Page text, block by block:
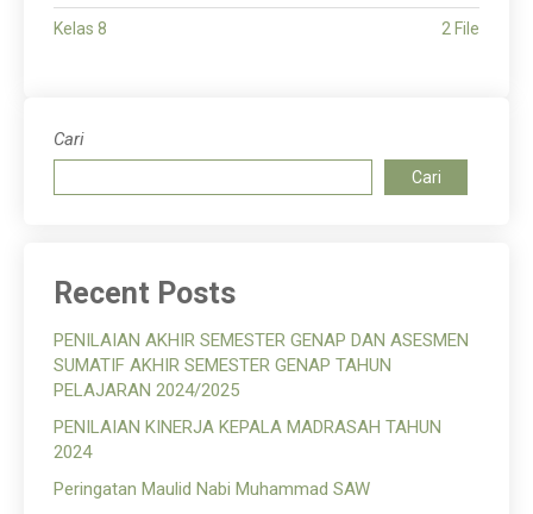
Kelas 8 2 File
Cari
Cari
Recent Posts
PENILAIAN AKHIR SEMESTER GENAP DAN ASESMEN
SUMATIF AKHIR SEMESTER GENAP TAHUN
PELAJARAN 2024/2025
PENILAIAN KINERJA KEPALA MADRASAH TAHUN
2024
Peringatan Maulid Nabi Muhammad SAW